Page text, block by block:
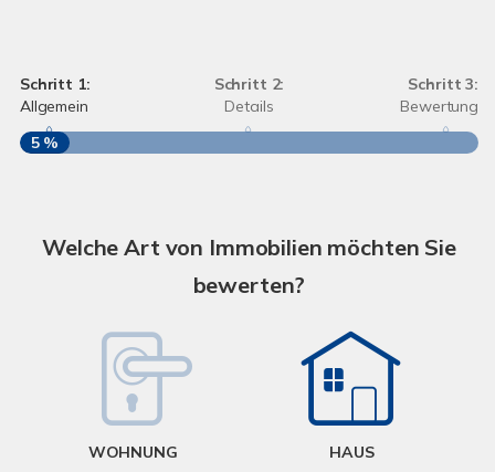
Schritt 1:
Allgemein
Schritt 2:
Details
Schritt 3:
Bewertung
5 %
Welche Art von Immobilien möchten Sie
bewerten?
WOHNUNG HAUS